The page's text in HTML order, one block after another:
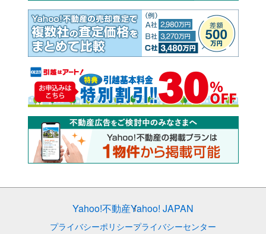
Yahoo!不動産Yahoo! JAPAN
プライバシーポリシープライバシーセンター